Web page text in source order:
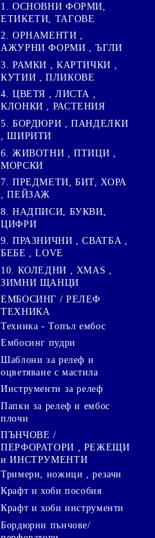
1. ОСНОВНИ ФОРМИ,
ЕТИКЕТИ, ТАГОВЕ
2. ОРНАМЕНТИ ,
АЖУРНИ ФОРМИ , ЪГЛИ
3. РАМКИ , КАРТИЧКИ ,
КУТИИ , ПЛИКОВЕ
4. ЦВЕТЯ , ЛИСТА ,
КЛОНКИ , РАСТЕНИЯ
5. БОРДЮРИ , ПАНДЕЛКИ
, ШИРИТИ
6. ЖИВОТНИ , ПТИЦИ ,
МОРСКИ
7. ПРЕДМЕТИ, БИТ, ХОРА
, ПЕЙЗАЖ
8. НАДПИСИ, БУКВИ,
ЦИФРИ
9. ПРАЗНИЧНИ , СВАТБА ,
БЕБЕ , LOVE
10. КОЛЕДНИ , XMAS ,
ЗИМНИ ЩАНЦИ
ЕМБОСИНГ / РЕЛЕФ
ТЕХНИКА
Техника - Топъл ембос
Ембосинг пудри
Шаблони за релеф и
оцветяване с мастила
Инструменти за релеф
Папки за релеф и ембос
плочи
ПЪНЧОВЕ /
ПЕРФОРАТОРИ , РЕЖЕЩИ
и ИНСТРУМЕНТИ
Тримери, ножици , резачи
Крафт и хоби пособия
Крафт и хоби инструменти
Бордюрни пънчове/